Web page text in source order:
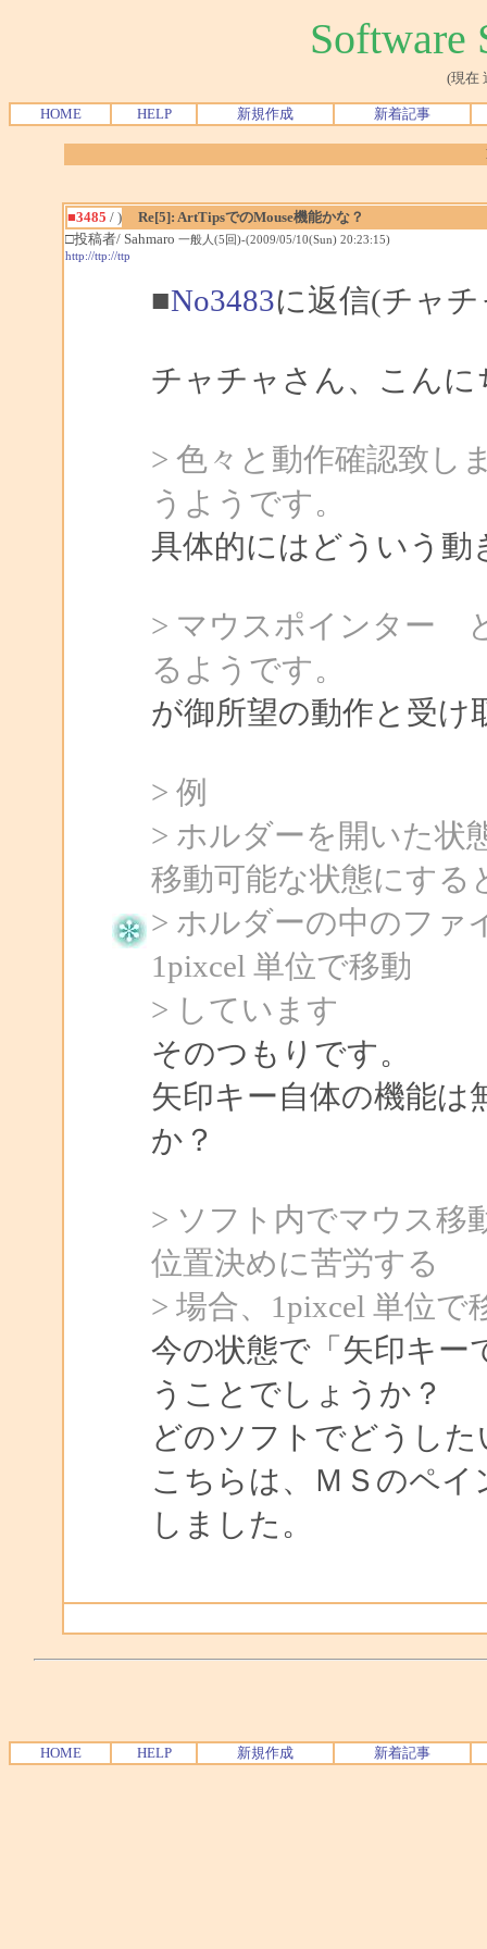
Software
(現在
HOME HELP 新規作成 新着記事
■3485 / )
Re[5]: ArtTipsでのMouse機能かな？
□投稿者/ Sahmaro 一般人(5回)-(2009/05/10(Sun) 20:23:15)
http://ttp://ttp
■No3483に返信(チャ
チャチャさん、こんに
> 色々と動作確認致し
うようです。
具体的にはどういう動
> マウスポインター
るようです。
が御所望の動作と受け
> 例
> ホルダーを開いた状
移動可能な状態にする
> ホルダーの中のファ
1pixcel 単位で移動
> しています
そのつもりです。
矢印キー自体の機能
か？
> ソフト内でマウス移
位置決めに苦労する
> 場合、1pixcel 単位
今の状態で「矢印キー
うことでしょうか？
どのソフトでどうし
こちらは、ＭＳのペ
しました。
HOME HELP 新規作成 新着記事